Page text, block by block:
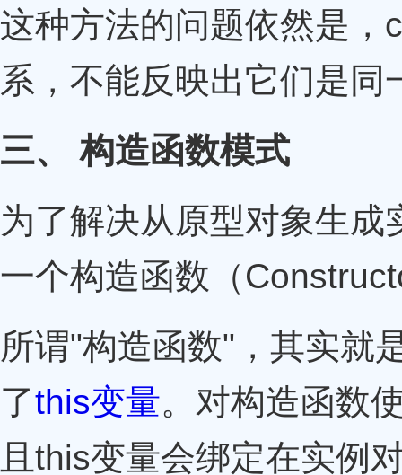
这种方法的问题依然是
系，不能反映出它们是
三、 构造函数模式
为了解决从原型对象生
一个构造函数（
所谓"构造函数"，其实就
了this变量。对构造函数
且this变量会绑定在实例